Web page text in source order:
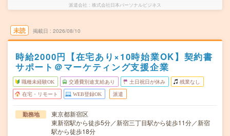
派遣会社 株式会社日本パーソナルビジネス
未読 掲載日 2026/08/10
時給2000円【在宅あり×10時始業OK】契約書
サポート＠マーケティング支援企業
職種未経験OK 交通費別途支給あり 土日祝日が休み 残業なし
在宅・リモート WEB登録OK 派遣
勤務地
東京都新宿区
東新宿駅から徒歩5分／新宿三丁目駅から徒歩11分／新宿
駅から徒歩18分